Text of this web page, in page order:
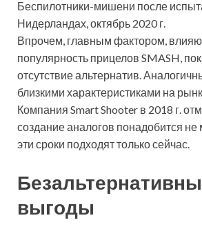
Беспилотники-мишени после
Нидерландах, октябрь 2020 г.
Впрочем, главным фактором,
популярность прицелов SMASH,
отсутствие альтернатив.
близкими характеристиками на
Компания Smart Shooter в 2018 г.
создание аналогов понадобится не
эти сроки подходят только сейчас.
выгоды